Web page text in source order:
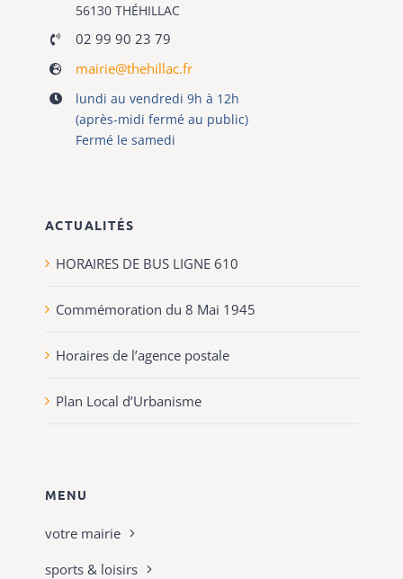
56130 THÉHILLAC
02 99 90 23 79
mairie@thehillac.fr
lundi au vendredi 9h à 12h
(après-midi fermé au public)
Fermé le samedi
ACTUALITÉS
HORAIRES DE BUS LIGNE 610
Commémoration du 8 Mai 1945
Horaires de l’agence postale
Plan Local d’Urbanisme
MENU
votre mairie
sports & loisirs